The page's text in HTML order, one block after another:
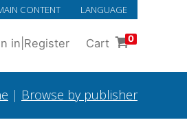
CONTENT LANGUAGE
in Register Cart 0
| Browse by publisher